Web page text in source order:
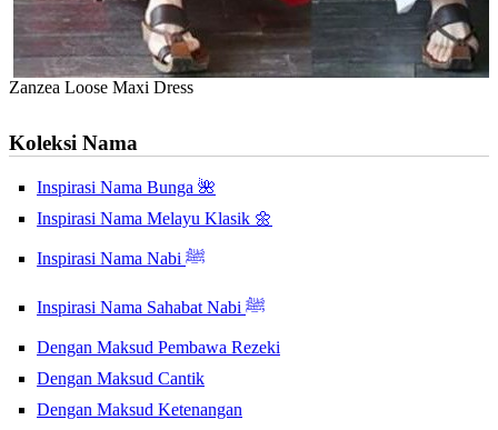
Zanzea Loose Maxi Dress
Koleksi Nama
Inspirasi Nama Bunga 🌺
Inspirasi Nama Melayu Klasik 🌼
Inspirasi Nama Nabi ﷺ
Inspirasi Nama Sahabat Nabi ﷺ
Dengan Maksud Pembawa Rezeki
Dengan Maksud Cantik
Dengan Maksud Ketenangan